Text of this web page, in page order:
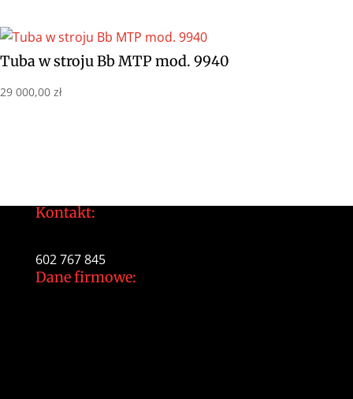
Tuba w stroju Bb MTP mod. 9940
29 000,00 zł
Kontakt:
602 767 845
Dane firmowe: